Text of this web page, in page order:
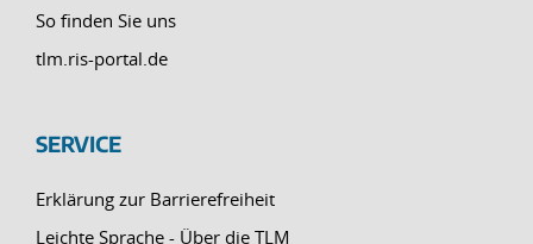
So finden Sie uns
tlm.ris-portal.de
SERVICE
Erklärung zur Barrierefreiheit
Leichte Sprache - Über die TLM